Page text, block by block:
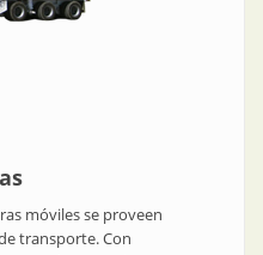
móviles se proveen
transporte. Con